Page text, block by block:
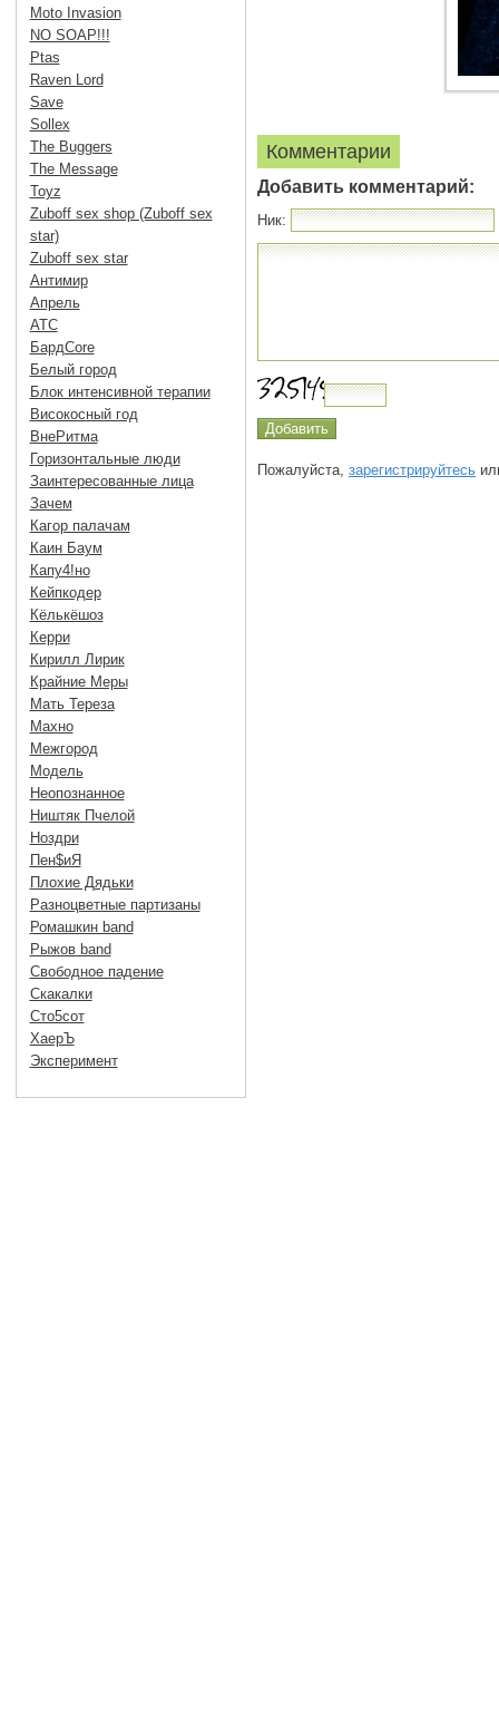
Комментарии
Добавить комментарий:
Ник:
Пожалуйста, зарегистрируйтесь
Moto Invasion
NO SOAP!!!
Ptas
Raven Lord
Save
Sollex
The Buggers
The Message
Toyz
Zuboff sex shop (Zuboff sex
star)
Zuboff sex star
Антимир
Апрель
АТС
БардCore
Белый город
Блок интенсивной терапии
Високосный год
ВнеРитма
Горизонтальные люди
Заинтересованные лица
Зачем
Кагор палачам
Каин Баум
Капу4!но
Кейпкодер
Кёлькёшоз
Керри
Кирилл Лирик
Крайние Меры
Мать Тереза
Махно
Межгород
Модель
Неопознанное
Ништяк Пчелой
Ноздри
Пен$иЯ
Плохие Дядьки
Разноцветные партизаны
Ромашкин band
Рыжов band
Свободное падение
Скакалки
Сто5сот
ХаерЪ
Эксперимент